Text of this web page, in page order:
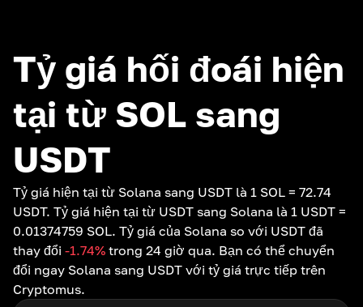
Tỷ giá hối đoái hiện
tại từ SOL sang
USDT
Tỷ giá hiện tại từ Solana sang USDT là 1 SOL = 72.74
USDT. Tỷ giá hiện tại từ USDT sang Solana là 1 USDT =
0.01374759 SOL. Tỷ giá của Solana so với USDT đã
thay đổi -1.74% trong 24 giờ qua. Bạn có thể chuyển
đổi ngay Solana sang USDT với tỷ giá trực tiếp trên
Cryptomus.